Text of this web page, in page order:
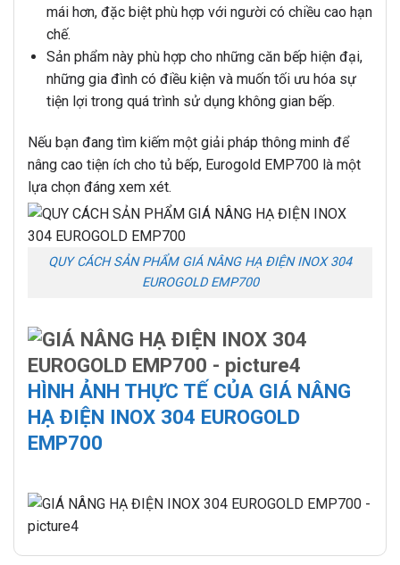
mái hơn, đặc biệt phù hợp với người có chiều cao hạn
chế.
Sản phẩm này phù hợp cho những căn bếp hiện đại,
những gia đình có điều kiện và muốn tối ưu hóa sự
tiện lợi trong quá trình sử dụng không gian bếp.
Nếu bạn đang tìm kiếm một giải pháp thông minh để
nâng cao tiện ích cho tủ bếp, Eurogold EMP700 là một
lựa chọn đáng xem xét.
QUY CÁCH SẢN PHẨM GIÁ NÂNG HẠ ĐIỆN INOX 304
EUROGOLD EMP700
HÌNH ẢNH THỰC TẾ CỦA GIÁ NÂNG
HẠ ĐIỆN INOX 304 EUROGOLD
EMP700